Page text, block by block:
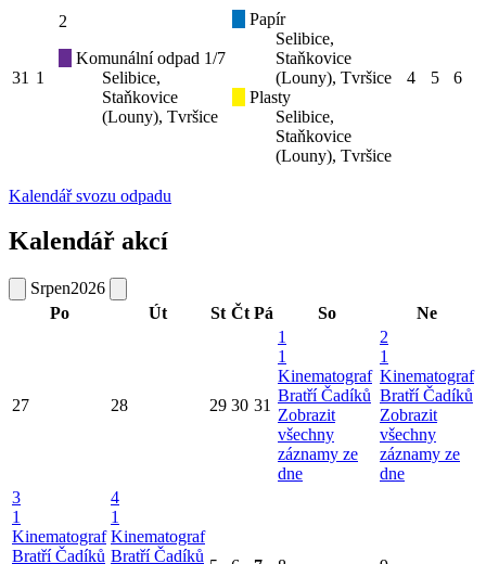
31 1
2
Komunální odpad 1/7
Selibice,
Staňkovice
(Louny), Tvršice
Papír
Selibice,
Staňkovice
(Louny), Tvršice
Plasty
Selibice,
Staňkovice
(Louny), Tvršice
4 5 6
Kalendář svozu odpadu
Kalendář akcí
Srpen2026
Po
Út St Čt Pá So Ne
27 28 29 30 31
1
1
Kinematograf
Bratří Čadíků
Zobrazit
všechny
záznamy ze
dne
2
1
Kinematograf
Bratří Čadíků
Zobrazit
všechny
záznamy ze
dne
3
1
Kinematograf
Bratří Čadíků
4
1
Kinematograf
Bratří Čadíků